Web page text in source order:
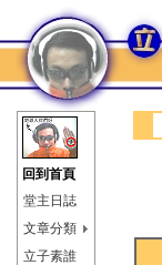
回到首頁
堂主日誌
文章分類
立子素誰